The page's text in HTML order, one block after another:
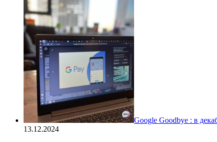
Google Goodbye : в
13.12.2024